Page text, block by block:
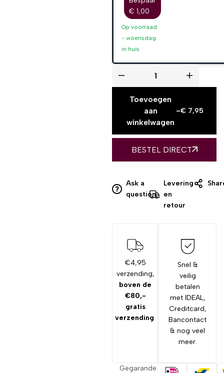
€ 1,00
Op voorraad
- woensdag
in huis
Toevoegen
aan
winkelwagen
-€ 7,95
BESTEL DIRECT
Ask a
question
Levering
en
retour
€4,95
verzending,
boven de
€80,-
gratis
verzending.
Snel &
veilig
betalen
met IDEAL,
Creditcard,
Bancontact
& nog veel
meer.
Gegarandeerd